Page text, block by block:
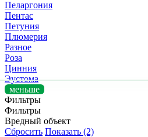
Пеларгония
Пентас
Петуния
Плюмерия
Разное
Роза
Цинния
Эустома
меньше
Фильтры
Фильтры
Вредный объект
Сбросить Показать (2)